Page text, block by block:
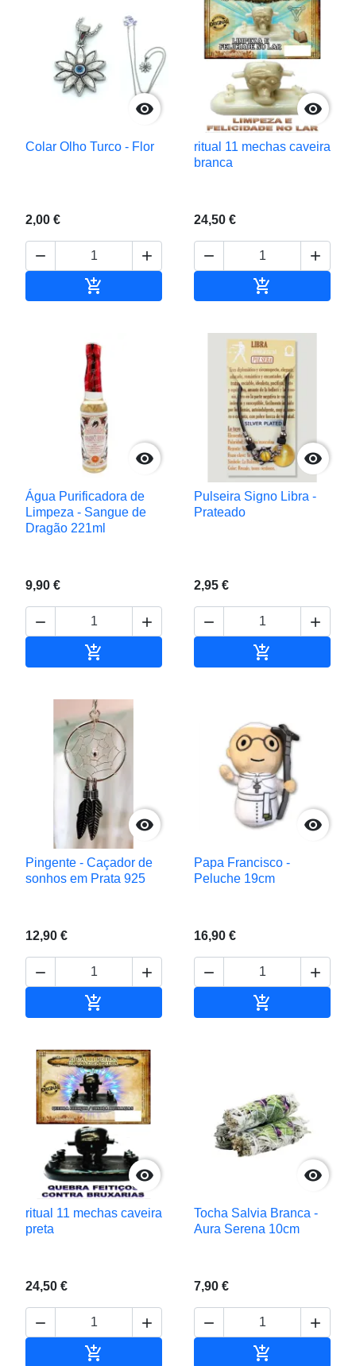

Colar Olho Turco - Flor
2,00 €
 


ritual 11 mechas caveira
branca
24,50 €
 


Água Purificadora de
Limpeza - Sangue de
Dragão 221ml
9,90 €
 


Pulseira Signo Libra -
Prateado
2,95 €
 


Pingente - Caçador de
sonhos em Prata 925
12,90 €
 


Papa Francisco -
Peluche 19cm
16,90 €
 


ritual 11 mechas caveira
preta
24,50 €
 


Tocha Salvia Branca -
Aura Serena 10cm
7,90 €
 
